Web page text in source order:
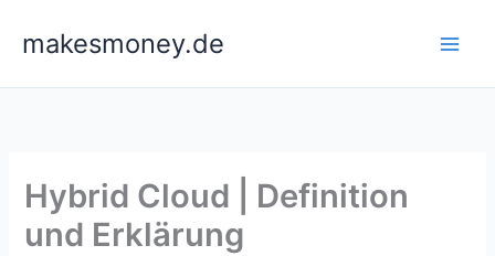
Inhaltmakesmoney.de
Hybrid Cloud | Definition
und Erklärung